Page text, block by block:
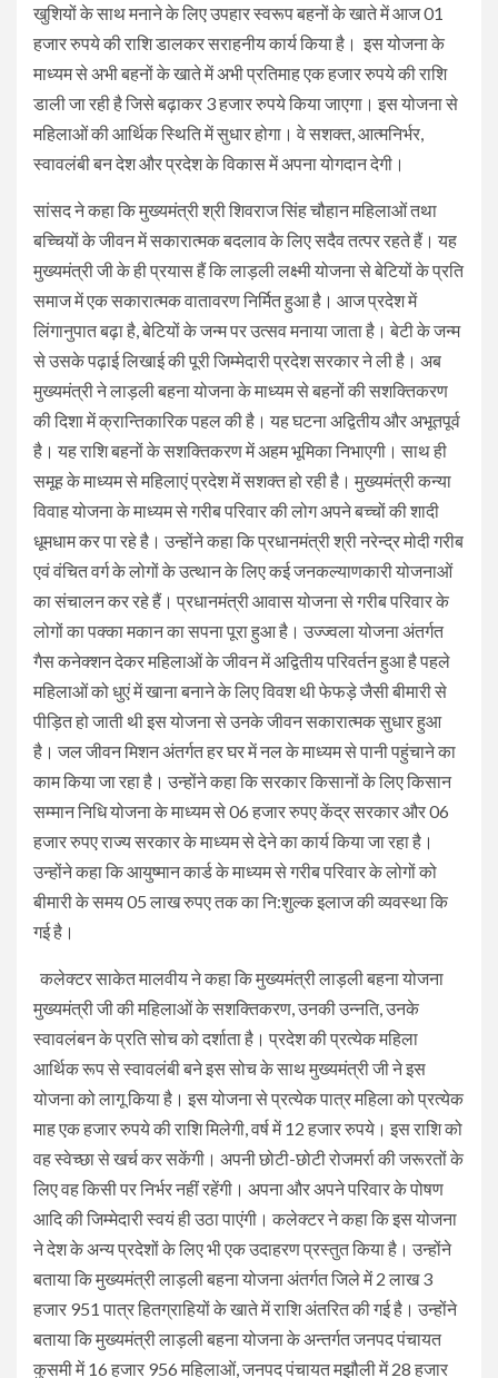
खुशियों के साथ मनाने के लिए उपहार स्वरूप बहनों के खाते में आज 01
हजार रुपये की राशि डालकर सराहनीय कार्य किया है। इस योजना के
माध्यम से अभी बहनों के खाते में अभी प्रतिमाह एक हजार रुपये की राशि
डाली जा रही है जिसे बढ़ाकर 3 हजार रुपये किया जाएगा। इस योजना से
महिलाओं की आर्थिक स्थिति में सुधार होगा। वे सशक्त, आत्मनिर्भर,
स्वावलंबी बन देश और प्रदेश के विकास में अपना योगदान देगी।
सांसद ने कहा कि मुख्यमंत्री श्री शिवराज सिंह चौहान महिलाओं तथा
बच्चियों के जीवन में सकारात्मक बदलाव के लिए सदैव तत्पर रहते हैं। यह
मुख्यमंत्री जी के ही प्रयास हैं कि लाड़ली लक्ष्मी योजना से बेटियों के प्रति
समाज में एक सकारात्मक वातावरण निर्मित हुआ है। आज प्रदेश में
लिंगानुपात बढ़ा है, बेटियों के जन्म पर उत्सव मनाया जाता है। बेटी के जन्म
से उसके पढ़ाई लिखाई की पूरी जिम्मेदारी प्रदेश सरकार ने ली है। अब
मुख्यमंत्री ने लाड़ली बहना योजना के माध्यम से बहनों की सशक्तिकरण
की दिशा में क्रान्तिकारिक पहल की है। यह घटना अद्वितीय और अभूतपूर्व
है। यह राशि बहनों के सशक्तिकरण में अहम भूमिका निभाएगी। साथ ही
समूह के माध्यम से महिलाएं प्रदेश में सशक्त हो रही है। मुख्यमंत्री कन्या
विवाह योजना के माध्यम से गरीब परिवार की लोग अपने बच्चों की शादी
धूमधाम कर पा रहे है। उन्होंने कहा कि प्रधानमंत्री श्री नरेन्द्र मोदी गरीब
एवं वंचित वर्ग के लोगों के उत्थान के लिए कई जनकल्याणकारी योजनाओं
का संचालन कर रहे हैं। प्रधानमंत्री आवास योजना से गरीब परिवार के
लोगों का पक्का मकान का सपना पूरा हुआ है। उज्ज्वला योजना अंतर्गत
गैस कनेक्शन देकर महिलाओं के जीवन में अद्वितीय परिवर्तन हुआ है पहले
महिलाओं को धुएं में खाना बनाने के लिए विवश थी फेफड़े जैसी बीमारी से
पीड़ित हो जाती थी इस योजना से उनके जीवन सकारात्मक सुधार हुआ
है। जल जीवन मिशन अंतर्गत हर घर में नल के माध्यम से पानी पहुंचाने का
काम किया जा रहा है। उन्होंने कहा कि सरकार किसानों के लिए किसान
सम्मान निधि योजना के माध्यम से 06 हजार रुपए केंद्र सरकार और 06
हजार रुपए राज्य सरकार के माध्यम से देने का कार्य किया जा रहा है।
उन्होंने कहा कि आयुष्मान कार्ड के माध्यम से गरीब परिवार के लोगों को
बीमारी के समय 05 लाख रुपए तक का नि:शुल्क इलाज की व्यवस्था कि
गई है।
कलेक्टर साकेत मालवीय ने कहा कि मुख्यमंत्री लाड़ली बहना योजना
मुख्यमंत्री जी की महिलाओं के सशक्तिकरण, उनकी उन्नति, उनके
स्वावलंबन के प्रति सोच को दर्शाता है। प्रदेश की प्रत्येक महिला
आर्थिक रूप से स्वावलंबी बने इस सोच के साथ मुख्यमंत्री जी ने इस
योजना को लागू किया है। इस योजना से प्रत्येक पात्र महिला को प्रत्येक
माह एक हजार रुपये की राशि मिलेगी, वर्ष में 12 हजार रुपये। इस राशि को
वह स्वेच्छा से खर्च कर सकेंगी। अपनी छोटी-छोटी रोजमर्रा की जरूरतों के
लिए वह किसी पर निर्भर नहीं रहेंगी। अपना और अपने परिवार के पोषण
आदि की जिम्मेदारी स्वयं ही उठा पाएंगी। कलेक्टर ने कहा कि इस योजना
ने देश के अन्य प्रदेशों के लिए भी एक उदाहरण प्रस्तुत किया है। उन्होंने
बताया कि मुख्यमंत्री लाड़ली बहना योजना अंतर्गत जिले में 2 लाख 3
हजार 951 पात्र हितग्राहियों के खाते में राशि अंतरित की गई है। उन्होंने
बताया कि मुख्यमंत्री लाड़ली बहना योजना के अन्तर्गत जनपद पंचायत
कुसमी में 16 हजार 956 महिलाओं, जनपद पंचायत मझौली में 28 हजार